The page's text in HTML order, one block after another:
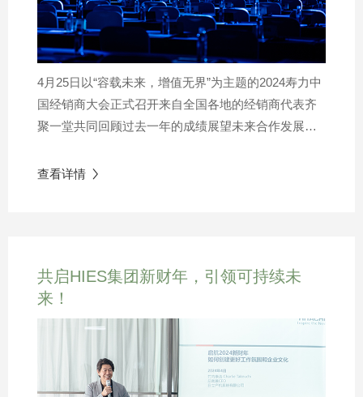
章。在后续的大会议程中，HGAP各部门总监依次发
言，针对公司销售业绩回顾及展望、运营回顾及持续改
善以及质量、法务、财务、渠道管理、工程、产品及服
务等情况作出全面分享。在正式会议结束之后，经销商
大会晚宴在宴会厅隆重举行。与会经销商们相互交流着
彼此的心得和经验，分享企业的成长与发展，彼此之间
定了更加坚实的基础。2023是注定不平凡的一年，在新
4月25日以“容载未来，增值无界”为主题的2024寿力中
国经销商大会正式召开来自全国各地的经销商代表齐
聚一堂共同回顾过去一年的成绩展望未来合作发展的
新的挑战和机遇。在工业物联网整合、远程维护升
Takeuchi、常务董事Hideharu (Henry) Tanaka以及
HGAP全球总裁John Randall依次上台致辞，分享空压
机市场的未来发展趋势，并结合公司战略与愿景作出
未来发展规划，与经销商代表建立共同的战略性目
标。随后日立压缩机（苏州）有限公司新任总经理
Yoshihiko Tachibana登台发言，分享其多年来的压缩
查看详情 
共启HIES集团新财年，引领可持续未
来！